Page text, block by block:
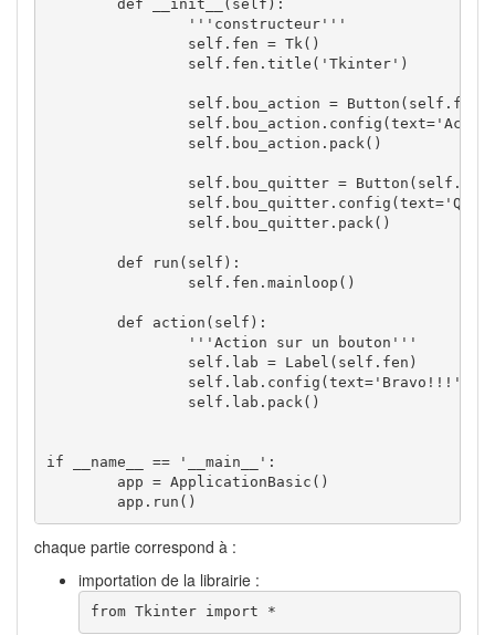
def
__init__ ( self ) :
'''constructeur'''
self . fen = Tk( )
self . fen . title ( 'Tkinter' )
self . bou_action = Button ( self . fen
self . bou_action . config ( text=
self . bou_action . pack( )
self . bou_quitter = Button ( self .
self . bou_quitter. config ( text=
self . bou_quitter. pack( )
def run ( self ) :
self . fen . mainloop ( )
def action ( self ) :
'''Action sur un bouton'''
self . lab = Label ( self . fen )
self . lab . config ( text='Bravo!!!'
self . lab . pack( )
if __name__ == '__main__' :
	app
= ApplicationBasic ( )
        app.
run ( )
chaque partie correspond à :
importation de la librairie :
from Tkinter import *